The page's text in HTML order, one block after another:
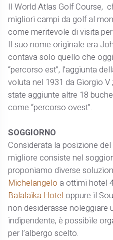
Il World Atlas Golf Course,
migliori campi da golf al
come meritevole di visita
Il suo nome originale era
contava solo quello che
“percorso est”, l’aggiunta
voluta nel 1931 da Giorgio
state aggiunte altre 18
come “percorso ovest”.
SOGGIORNO
Considerata la posizione
migliore consiste nel
proponiamo diverse
Michelangelo a ottimi hotel
Balalaika Hotel oppure il
non desiderasse noleggiare
indipendente, è possibile
per l’albergo scelto.